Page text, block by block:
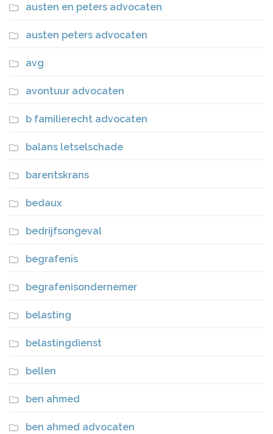
austen en peters advocaten
austen peters advocaten
avg
avontuur advocaten
b familierecht advocaten
balans letselschade
barentskrans
bedaux
bedrijfsongeval
begrafenis
begrafenisondernemer
belasting
belastingdienst
bellen
ben ahmed
ben ahmed advocaten